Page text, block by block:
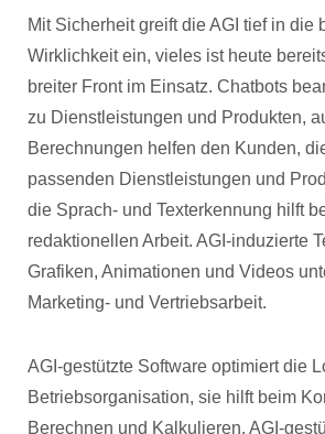
Mit Sicherheit greift die AGI tief in die
Wirklichkeit ein, vieles ist heute
breiter Front im Einsatz. Chatbots
zu Dienstleistungen und Produkten,
Berechnungen helfen den Kunden,
passenden Dienstleistungen und
die Sprach- und Texterkennung hilft
redaktionellen Arbeit. AGI-induzierte
Grafiken, Animationen und Videos
Marketing- und Vertriebsarbeit.
AGI-gestützte Software optimiert die
Betriebsorganisation, sie hilft beim
Berechnen und Kalkulieren. AGI-